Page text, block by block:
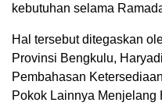
kebutuhan selama
Hal tersebut ditegaskan
Provinsi Bengkulu,
Pembahasan
Pokok Lainnya Menjelang